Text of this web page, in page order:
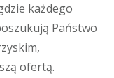
każdego
Państwo
ofertą.